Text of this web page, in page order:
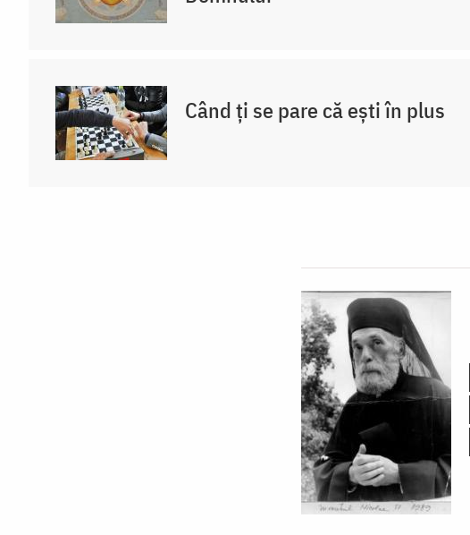
Când ți se pare că ești în plus